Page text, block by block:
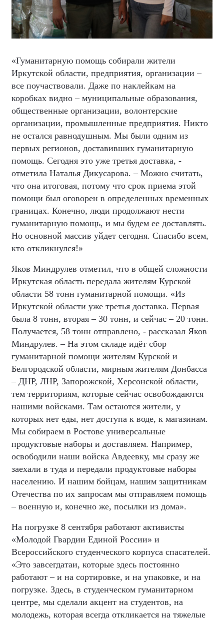
«Гуманитарную помощь собирали жители
Иркутской области, предприятия, организации –
все поучаствовали. Даже по наклейкам на
коробках видно – муниципальные образования,
общественные организации, волонтерские
организации, промышленные предприятия. Никто
не остался равнодушным. Мы были одним из
первых регионов, доставивших гуманитарную
помощь. Сегодня это уже третья доставка, -
отметила Наталья Дикусарова. – Можно считать,
что она итоговая, потому что срок приема этой
помощи был оговорен в определенных временных
границах. Конечно, люди продолжают нести
гуманитарную помощь, и мы будем ее доставлять.
Но основной массив уйдет сегодня. Спасибо всем,
кто откликнулся!»
Яков Миндрулев отметил, что в общей сложности
Иркутская область передала жителям Курской
области 58 тонн гуманитарной помощи. «Из
Иркутской области уже третья доставка. Первая
была 8 тонн, вторая – 30 тонн, и сейчас – 20 тонн.
Получается, 58 тонн отправлено, - рассказал Яков
Миндрулев. – На этом складе идёт сбор
гуманитарной помощи жителям Курской и
Белгородской области, мирным жителям Донбасса
– ДНР, ЛНР, Запорожской, Херсонской области,
тем территориям, которые сейчас освобождаются
нашими войсками. Там остаются жители, у
которых нет еды, нет доступа к воде, к магазинам.
Мы собираем в Ростове универсальные
продуктовые наборы и доставляем. Например,
освободили наши войска Авдеевку, мы сразу же
заехали в туда и передали продуктовые наборы
населению. И нашим бойцам, нашим защитникам
Отечества по их запросам мы отправляем помощь
– военную и, конечно же, посылки из дома».
На погрузке 8 сентября работают активисты
«Молодой Гвардии Единой России» и
Всероссийского студенческого корпуса спасателей.
«Это завсегдатаи, которые здесь постоянно
работают – и на сортировке, и на упаковке, и на
погрузке. Здесь, в студенческом гуманитарном
центре, мы сделали акцент на студентов, на
молодежь, которая всегда откликается на тяжелые